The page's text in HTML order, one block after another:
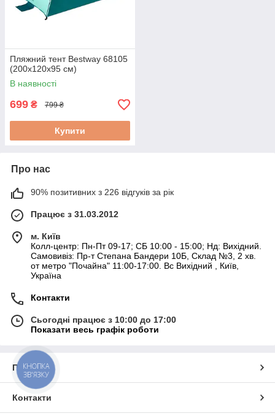
Пляжний тент Bestway 68105
(200х120х95 см)
В наявності
699 ₴ 799 ₴
Купити
Про нас
90% позитивних з 226 відгуків за рік
Працює з 31.03.2012
м. Київ
Колл-центр: Пн-Пт 09-17; СБ 10:00 - 15:00; Нд: Вихідний.
Самовивіз: Пр-т Степана Бандери 10Б, Склад №3, 2 хв.
от метро "Почайна" 11:00-17:00. Вс Вихідний , Київ,
Україна
Контакти
Сьогодні працює з 10:00 до 17:00
Показати весь графік роботи
Про нас
Контакти
КНОПКА
ЗВ'ЯЗКУ